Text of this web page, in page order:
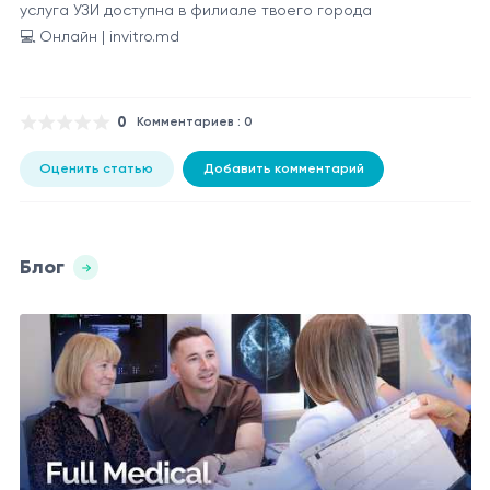
услуга УЗИ доступна в филиале твоего города
💻 Онлайн | invitro.md
0 Комментариев : 0
Оценить статью Добавить комментарий
Блог